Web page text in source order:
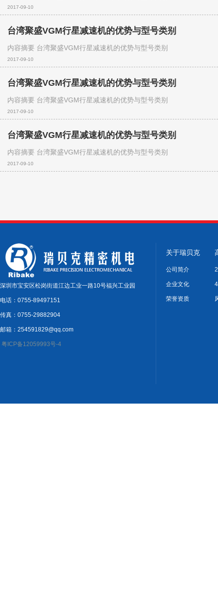
2017-09-10
台湾聚盛VGM行星减速机的优势与型号类别
内容摘要 台湾聚盛VGM行星减速机的优势与型号类别
2017-09-10
台湾聚盛VGM行星减速机的优势与型号类别
内容摘要 台湾聚盛VGM行星减速机的优势与型号类别
2017-09-10
台湾聚盛VGM行星减速机的优势与型号类别
内容摘要 台湾聚盛VGM行星减速机的优势与型号类别
2017-09-10
深圳市宝安区松岗街道江边工业一路10号福兴工业园
电话：0755-89497151
传真：0755-29882904
邮箱：254591829@qq.com
粤ICP备12059993号-4
关于瑞贝克
公司简介
企业文化
荣誉资质